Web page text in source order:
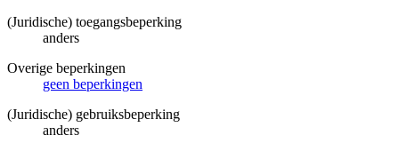
(Juridische) toegangsbeperking
anders
Overige beperkingen
geen beperkingen
(Juridische) gebruiksbeperking
anders